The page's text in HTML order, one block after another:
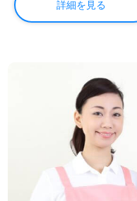
詳細を見る